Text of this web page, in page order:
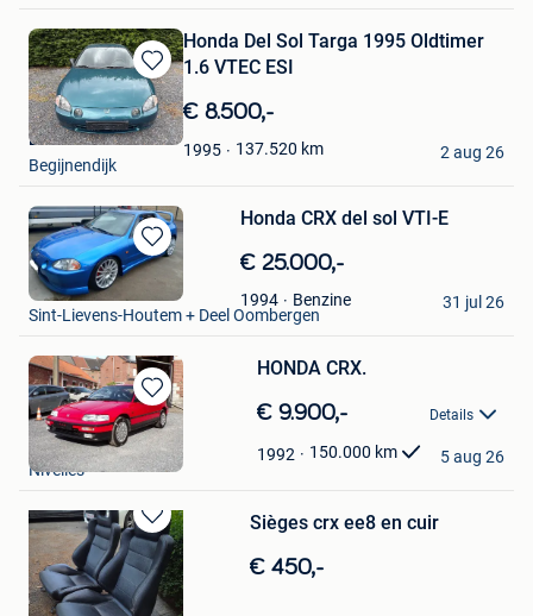
Bewaren
in
Mijn
Favorieten
Honda Del Sol Targa 1995 Oldtimer
1.6 VTEC ESI
€ 8.500,-
1995 137.520 km
LL
Begijnendijk
2 aug 26
Bewaren
in
Mijn
Favorieten
Honda CRX del sol VTI-E
€ 25.000,-
1994 Benzine
Wesley
Sint-Lievens-Houtem + Deel Oombergen
31 jul 26
Bewaren
in
Mijn
Favorieten
HONDA CRX.
€ 9.900,- Details
1992 150.000 km
wilmotte eddy
Nivelles
5 aug 26
Bewaren
in
Mijn
Favorieten
Sièges crx ee8 en cuir
€ 450,-